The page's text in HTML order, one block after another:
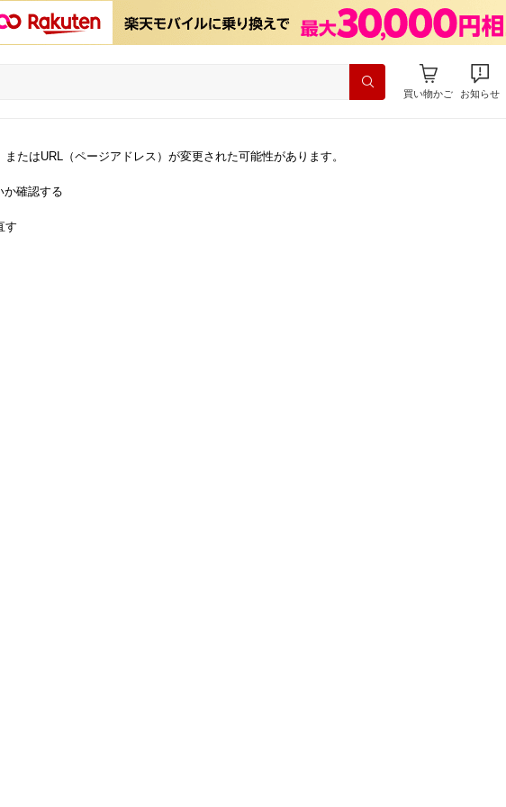
買い物かご お知らせ
たはURL（ページアドレス）が変更された可能性があります。
か確認する
す